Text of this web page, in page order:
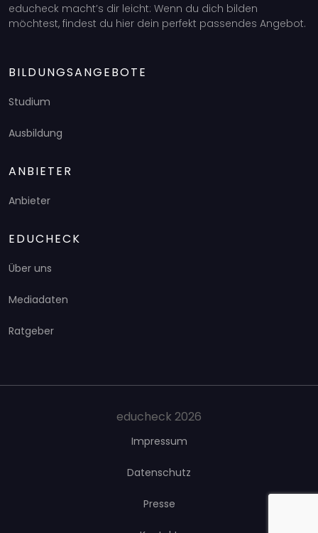
educheck macht’s dir leicht: Wenn du dich bilden
möchtest, findest du hier dein perfekt passendes Angebot.
BILDUNGSANGEBOTE
Studium
Ausbildung
ANBIETER
Anbieter
EDUCHECK
Über uns
Mediadaten
Ratgeber
educheck 2026
Impressum
Datenschutz
Presse